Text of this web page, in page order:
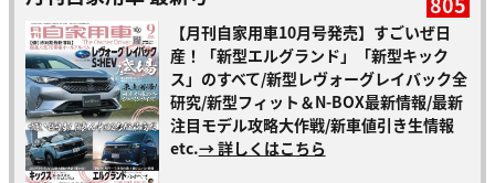
【月刊自家用車10月号発売】すごいぜ日
産！「新型エルグランド」「新型キック
ス」のすべて/新型レヴォーグレイバック全
研究/新型フィット＆N-BOX最新情報/最新
注目モデル攻略大作戦/新車値引き生情報
etc.→ 詳しくはこちら